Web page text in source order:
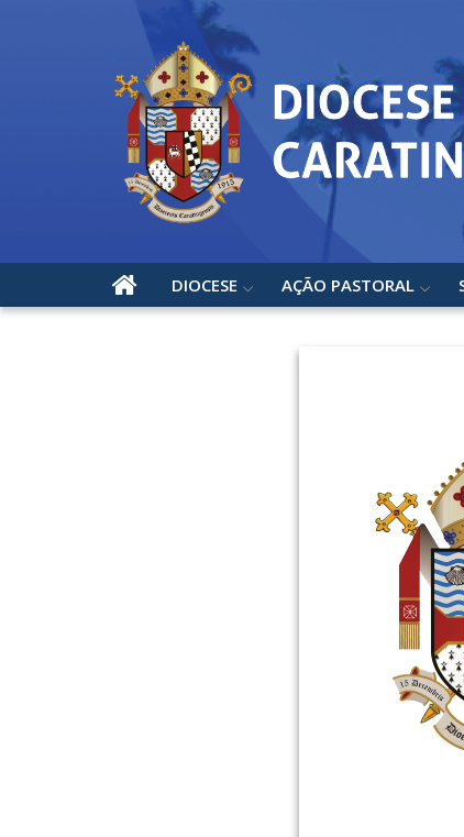
DIOCESE AÇÃO PASTORAL